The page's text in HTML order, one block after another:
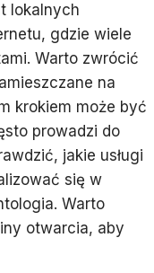
lokalnych
gdzie wiele
Warto zwrócić
na
krokiem może być
prowadzi do
jakie usługi
się w
Warto
otwarcia, aby